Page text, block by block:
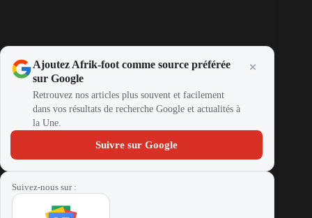
Ajoutez Afrik-foot comme source préférée
sur Google
Retrouvez nos articles plus souvent et facilement
dans vos résultats de recherche Google et actualités à
la Une.
Suivre sur Google
Suivez-nous sur :